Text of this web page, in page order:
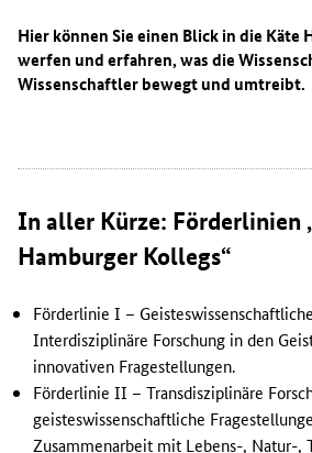
Hier können Sie einen Blick in die Käte
werfen und erfahren, was die
Wissenschaftler bewegt und umtreibt.
In aller Kürze: Förderlinien
Hamburger Kollegs“
Förderlinie I –
Interdisziplinäre Forschung in den
innovativen Fragestellungen.
Förderlinie II – Transdisziplinäre
geisteswissenschaftliche
Zusammenarbeit mit Lebens-, Natur-,